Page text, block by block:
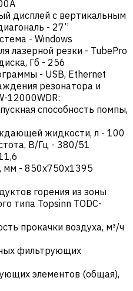
дисплей с вертикальным
- 27’’
- Windows
лазерной резки - TubePro
Гб - 256
- USB, Ethernet
резонатора и
12000WDR:
способность помпы,
жидкости, л - 100
В/Гц - 380/51
мм - 850х750х1395
горения из зоны
типа Topsinn TODC-
прокачки воздуха, м³/ч
фильтрующих
элементов (общая),